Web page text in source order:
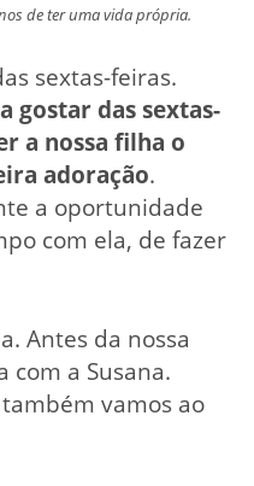
de ter uma vida própria.
sextas-feiras.
gostar das sextas-
a nossa filha o
adoração.
a oportunidade
com ela, de fazer
Antes da nossa
com a Susana.
também vamos ao